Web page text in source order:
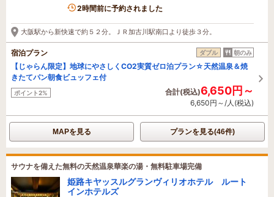
3名がこの宿を見ています
2時間前に予約されました
大阪駅から新快速で約５２分。ＪＲ加古川駅南口より徒歩３分。
宿泊プラン ダブル 朝のみ
【じゃらん限定】地球にやさしくCO2実質ゼロ泊プラン☆天然温泉＆焼
きたてパン朝食ビュッフェ付
ポイント2% 合計(税込)6,650円～
6,650円～/人(税込)
MAPを見る プランを見る(46件)
サウナを備えた無料の天然温泉華楽の湯・無料駐車場完備
姫路キヤッスルグランヴィリオホテル ルート
インホテルズ